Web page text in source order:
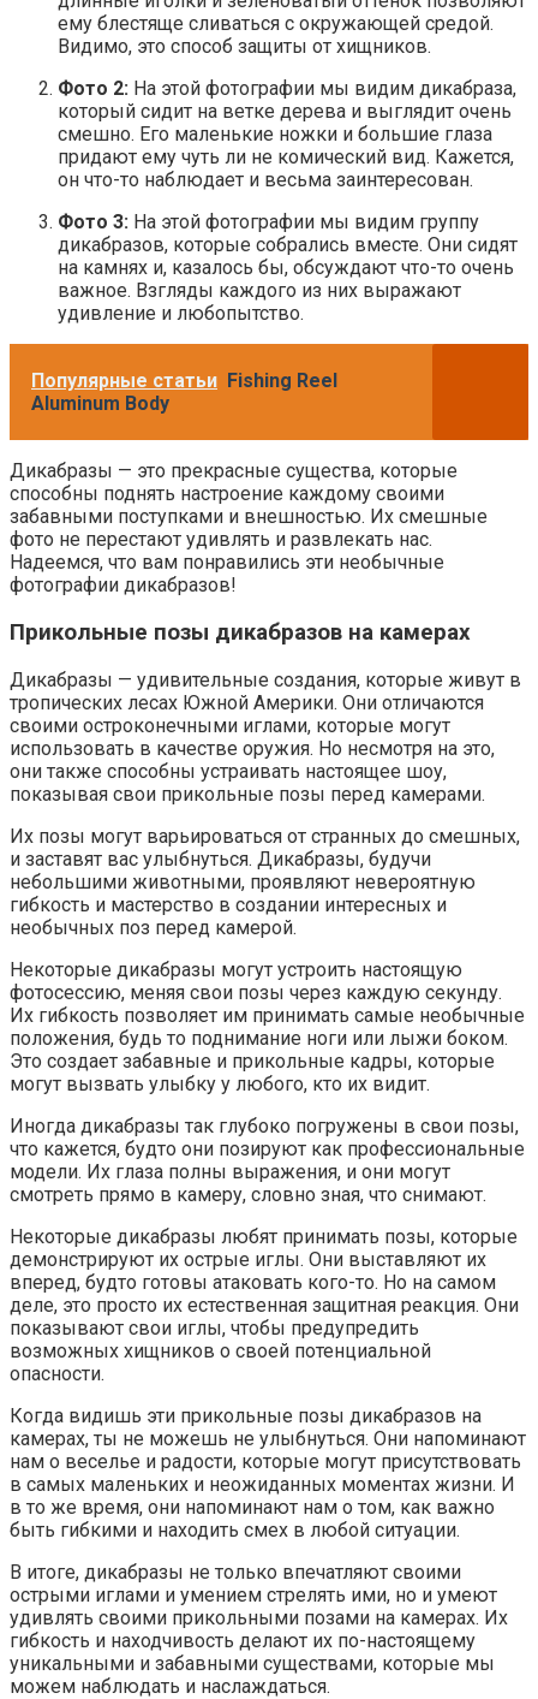
ему блестяще сливаться с окружающей средой.
Видимо, это способ защиты от хищников.
Фото 2: На этой фотографии мы видим дикабраза,
который сидит на ветке дерева и выглядит очень
смешно. Его маленькие ножки и большие глаза
придают ему чуть ли не комический вид. Кажется,
он что-то наблюдает и весьма заинтересован.
Фото 3: На этой фотографии мы видим группу
дикабразов, которые собрались вместе. Они сидят
на камнях и, казалось бы, обсуждают что-то очень
важное. Взгляды каждого из них выражают
удивление и любопытство.
Популярные статьи Fishing Reel
Aluminum Body
Дикабразы — это прекрасные существа, которые
способны поднять настроение каждому своими
забавными поступками и внешностью. Их смешные
фото не перестают удивлять и развлекать нас.
Надеемся, что вам понравились эти необычные
фотографии дикабразов!
Прикольные позы дикабразов на камерах
Дикабразы — удивительные создания, которые живут в
тропических лесах Южной Америки. Они отличаются
своими остроконечными иглами, которые могут
использовать в качестве оружия. Но несмотря на это,
они также способны устраивать настоящее шоу,
показывая свои прикольные позы перед камерами.
Их позы могут варьироваться от странных до смешных,
и заставят вас улыбнуться. Дикабразы, будучи
небольшими животными, проявляют невероятную
гибкость и мастерство в создании интересных и
необычных поз перед камерой.
Некоторые дикабразы могут устроить настоящую
фотосессию, меняя свои позы через каждую секунду.
Их гибкость позволяет им принимать самые необычные
положения, будь то поднимание ноги или лыжи боком.
Это создает забавные и прикольные кадры, которые
могут вызвать улыбку у любого, кто их видит.
Иногда дикабразы так глубоко погружены в свои позы,
что кажется, будто они позируют как профессиональные
модели. Их глаза полны выражения, и они могут
смотреть прямо в камеру, словно зная, что снимают.
Некоторые дикабразы любят принимать позы, которые
демонстрируют их острые иглы. Они выставляют их
вперед, будто готовы атаковать кого-то. Но на самом
деле, это просто их естественная защитная реакция. Они
показывают свои иглы, чтобы предупредить
возможных хищников о своей потенциальной
опасности.
Когда видишь эти прикольные позы дикабразов на
камерах, ты не можешь не улыбнуться. Они напоминают
нам о веселье и радости, которые могут присутствовать
в самых маленьких и неожиданных моментах жизни. И
в то же время, они напоминают нам о том, как важно
быть гибкими и находить смех в любой ситуации.
В итоге, дикабразы не только впечатляют своими
острыми иглами и умением стрелять ими, но и умеют
удивлять своими прикольными позами на камерах. Их
гибкость и находчивость делают их по-настоящему
уникальными и забавными существами, которые мы
можем наблюдать и наслаждаться.